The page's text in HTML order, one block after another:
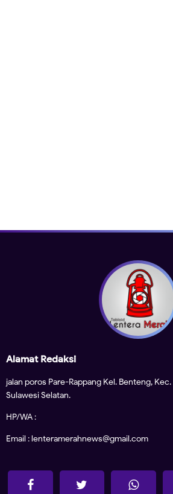
Alamat Redaksi
jalan poros Pare-Rappang Kel. Benteng,
Sulawesi Selatan.
HP/WA :
Email : lenteramerahnews@gmail.com